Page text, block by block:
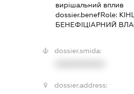
вирішальний вплив
dossier.benefRole:
БЕНЕФІЦІАРНИЙ
dossier.smida:
dossier.address: